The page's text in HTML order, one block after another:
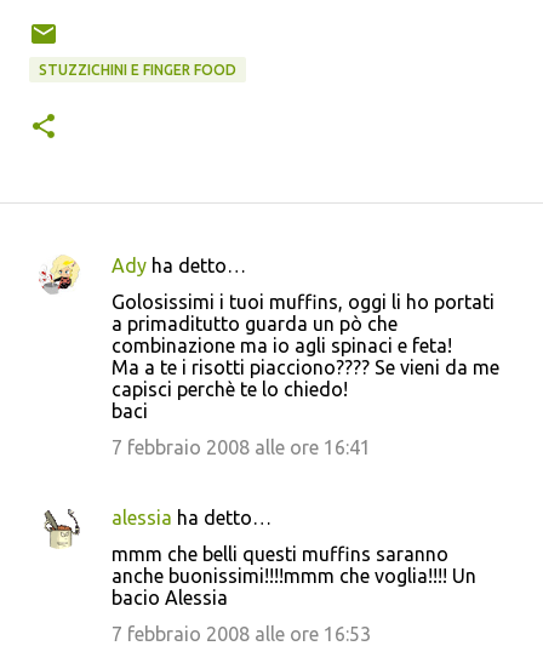
STUZZICHINI E FINGER FOOD
C
i
Ady ha detto…
Golosissimi i tuoi muffins, oggi li ho portati
a primaditutto guarda un pò che
combinazione ma io agli spinaci e feta!
Ma a te i risotti piacciono???? Se vieni da me
capisci perchè te lo chiedo!
baci
7 febbraio 2008 alle ore 16:41
alessia ha detto…
mmm che belli questi muffins saranno
anche buonissimi!!!!mmm che voglia!!!! Un
bacio Alessia
7 febbraio 2008 alle ore 16:53